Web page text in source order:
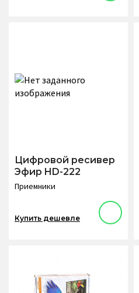
Цифровой ресивер
Эфир HD-222
Приемники
Купить дешевле